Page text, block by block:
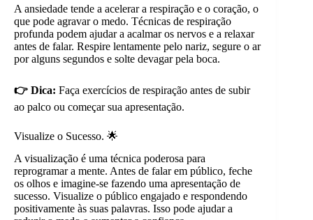
A ansiedade tende a acelerar a respiração e o coração, o
que pode agravar o medo. Técnicas de respiração
profunda podem ajudar a acalmar os nervos e a relaxar
antes de falar. Respire lentamente pelo nariz, segure o ar
por alguns segundos e solte devagar pela boca.
👉 Dica: Faça exercícios de respiração antes de subir
ao palco ou começar sua apresentação.
Visualize o Sucesso. 🌟
A visualização é uma técnica poderosa para
reprogramar a mente. Antes de falar em público, feche
os olhos e imagine-se fazendo uma apresentação de
sucesso. Visualize o público engajado e respondendo
positivamente às suas palavras. Isso pode ajudar a